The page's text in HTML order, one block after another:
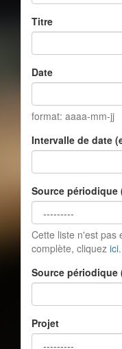
Titre
Date
format: aaaa-mm-jj
Intervalle de date
Source périodique
Cette liste n'est pas
complète, cliquez ici.
Source périodique
Projet